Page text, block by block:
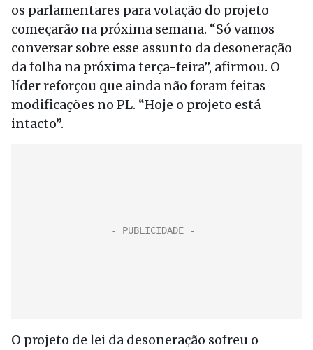
os parlamentares para votação do projeto
começarão na próxima semana. “Só vamos
conversar sobre esse assunto da desoneração
da folha na próxima terça-feira”, afirmou. O
líder reforçou que ainda não foram feitas
modificações no PL. “Hoje o projeto está
intacto”.
O projeto de lei da desoneração sofreu o